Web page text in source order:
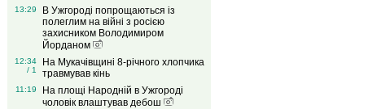
13:29
В Ужгороді попрощаються із
полеглим на війні з росією
захисником Володимиром
Йорданом
12:34
/ 1
На Мукачівщині 8-річного хлопчика
травмував кінь
11:19
На площі Народній в Ужгороді
чоловік влаштував дебош